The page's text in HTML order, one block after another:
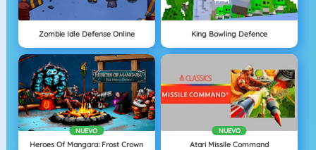
Zombie Idle Defense Online King Bowling Defence
NUEVO
Heroes Of Mangara: Frost Crown
NUEVO
Atari Missile Command